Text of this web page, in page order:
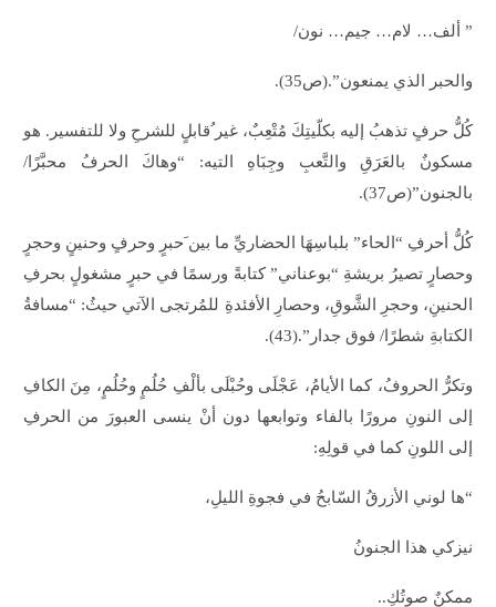
” ألف… لام… جيم… نون/
والحبر الذي يمنعون”.(ص35).
كُلُّ حرفٍ تذهبُ إليه بكلّيتِكَ مُتْعِبٌ، غير ُقابلٍ للشرحِ ولا للتفسير. هو
مسكونٌ بالعَرَقِ والتَّعبِ وجِبَاهِ التيه: “وهاكَ الحرفُ محبَّرًا/
بالجنون”(ص37).
كُلُّ أحرفِ “الحاء” بلباسِهَا الحضاريِّ ما بين َحبرٍ وحرفٍ وحنينٍ وحجرٍ
وحصارٍ تصيرُ بريشةِ “بوعناني” كتابةً ورسمًا في حبرٍ مشغولٍ بحرفِ
الحنينِ، وحجرِ الشَّوقِ، وحصارِ الأفئدةِ للمُرتجى الآتي حيثُ: “مسافةُ
الكتابةِ شطرًا/ فوق جدار”.(43).
وتكرُّ الحروفُ، كما الأيامُ، عَجْلَى وحُبْلَى بألْفِ حُلُمٍ وحُلُمٍ، مِنَ الكافِ
إلى النونِ مرورًا بالفاء وتوابعها دون أنْ ينسى العبورَ من الحرفِ
إلى اللونِ كما في قولِهِ:
“ها لوني الأزرقُ السّابحُ في فجوةِ الليلِ،
نيزكي هذا الجنونُ
ممكنٌ صوتُكِ..